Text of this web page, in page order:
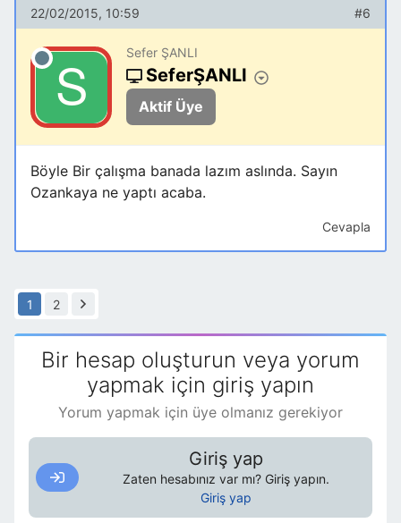
22/02/2015, 10:59 #6
Sefer ŞANLI
SeferŞANLI
Aktif Üye
Böyle Bir çalışma banada lazım aslında. Sayın
Ozankaya ne yaptı acaba.
Cevapla
1 2
Bir hesap oluşturun veya yorum
yapmak için giriş yapın
Yorum yapmak için üye olmanız gerekiyor
Giriş yap
Zaten hesabınız var mı? Giriş yapın.
Giriş yap